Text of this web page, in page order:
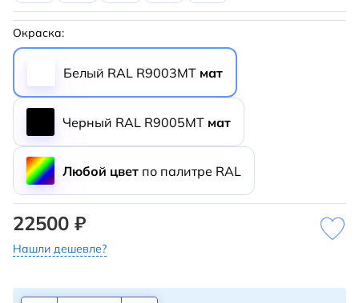
Окраска:
Белый RAL R9003MT мат
Черный RAL R9005MT мат
Любой цвет по палитре RAL
22500 ₽
Нашли дешевле?